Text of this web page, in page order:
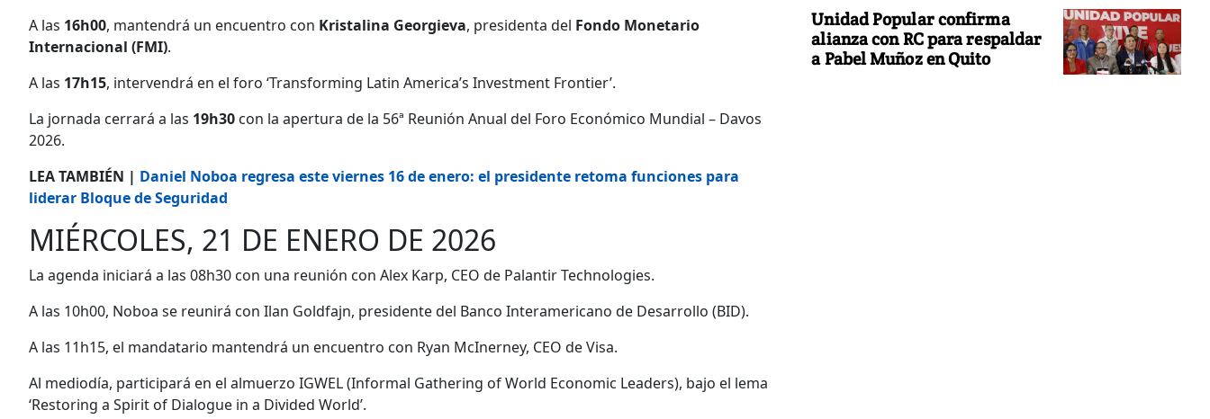
A las 16h00, mantendrá un encuentro con Kristalina Georgieva, presidenta del Fondo Monetario
Internacional (FMI).
A las 17h15, intervendrá en el foro ‘Transforming Latin America’s Investment Frontier’.
La jornada cerrará a las 19h30 con la apertura de la 56ª Reunión Anual del Foro Económico Mundial – Davos
2026.
LEA TAMBIÉN | Daniel Noboa regresa este viernes 16 de enero: el presidente retoma funciones para
liderar Bloque de Seguridad
MIÉRCOLES, 21 DE ENERO DE 2026
La agenda iniciará a las 08h30 con una reunión con Alex Karp, CEO de Palantir Technologies.
A las 10h00, Noboa se reunirá con Ilan Goldfajn, presidente del Banco Interamericano de Desarrollo (BID).
A las 11h15, el mandatario mantendrá un encuentro con Ryan McInerney, CEO de Visa.
Al mediodía, participará en el almuerzo IGWEL (Informal Gathering of World Economic Leaders), bajo el lema
‘Restoring a Spirit of Dialogue in a Divided World’.
Unidad Popular confirma
alianza con RC para respaldar
a Pabel Muñoz en Quito